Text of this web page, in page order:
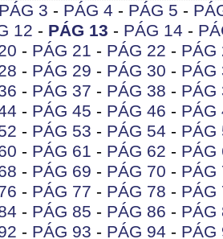
PÁG 3 - PÁG 4 - PÁG 5 -
12 - PÁG 13 - PÁG 14 -
- PÁG 21 - PÁG 22 - PÁG
- PÁG 29 - PÁG 30 - PÁG
- PÁG 37 - PÁG 38 - PÁG
- PÁG 45 - PÁG 46 - PÁG
- PÁG 53 - PÁG 54 - PÁG
- PÁG 61 - PÁG 62 - PÁG
- PÁG 69 - PÁG 70 - PÁG
- PÁG 77 - PÁG 78 - PÁG
- PÁG 85 - PÁG 86 - PÁG
- PÁG 93 - PÁG 94 - PÁG